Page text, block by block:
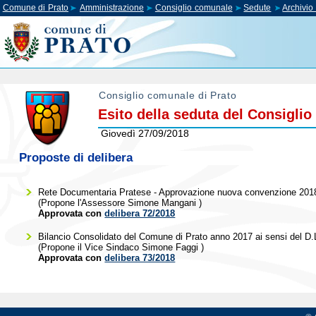
Comune di Prato Amministrazione Consiglio comunale Sedute Archivio
Consiglio comunale di Prato
Esito della seduta del Consiglio
Giovedì 27/09/2018
Proposte di delibera
Rete Documentaria Pratese - Approvazione nuova convenzione
(Propone l'AssessoreSimone Mangani )
Approvata condelibera 72/2018
Bilancio Consolidato del Comune di Prato anno 2017 ai sensi del
(Propone il Vice SindacoSimone Faggi )
Approvata condelibera 73/2018